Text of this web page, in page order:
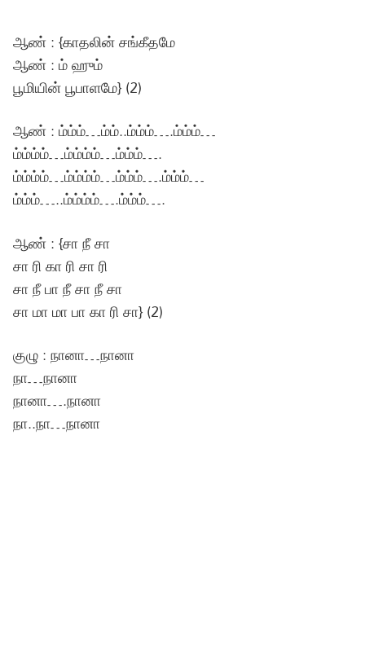
ஆண் : {காதலின் சங்கீதமே
ஆண் : ம் ஹும்
பூமியின் பூபாளமே} (2)
ஆண் : ம்ம்ம்…ம்ம்..ம்ம்ம்….ம்ம்ம்…
ம்ம்ம்ம்…ம்ம்ம்ம்…ம்ம்ம்….
ம்ம்ம்ம்…ம்ம்ம்ம்…ம்ம்ம்….ம்ம்ம்…
ம்ம்ம்…..ம்ம்ம்ம்….ம்ம்ம்….
ஆண் : {சா நீ சா
சா ரி கா ரி சா ரி
சா நீ பா நீ சா நீ சா
சா மா மா பா கா ரி சா} (2)
குழு : நானா…நானா
நா…நானா
நானா….நானா
நா..நா…நானா